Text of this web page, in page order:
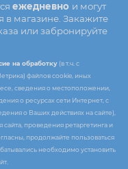
ежедневно и могут
в магазине. Закажите
или забронируйте
на обработку (в т.ч. с
файлов cookie, иных
сведения о местоположении,
о ресурсах сети Интернет, с
о Ваших действиях на сайте),
проведения ретаргетинга и
продолжайте пользоваться
необходимо установить